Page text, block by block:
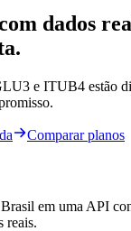
dados
e ITUB4 estão
Comparar planos
em uma API
reais.